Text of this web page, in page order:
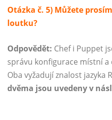
Otázka č. 5) Můžete
loutku?
Odpovědět: Chef i Puppet
správu konfigurace místní
Oba vyžadují znalost jazyka
dvěma jsou uvedeny v